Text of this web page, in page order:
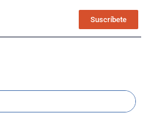
Suscríbete